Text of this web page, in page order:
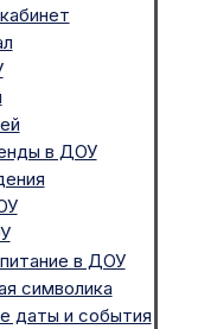
в ДОУ
в ДОУ
символика
даты и события